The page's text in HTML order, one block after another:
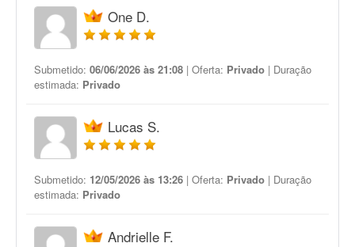
One D.
Submetido: 06/06/2026 às 21:08 | Oferta: Privado | Duração
estimada: Privado
Lucas S.
Submetido: 12/05/2026 às 13:26 | Oferta: Privado | Duração
estimada: Privado
Andrielle F.